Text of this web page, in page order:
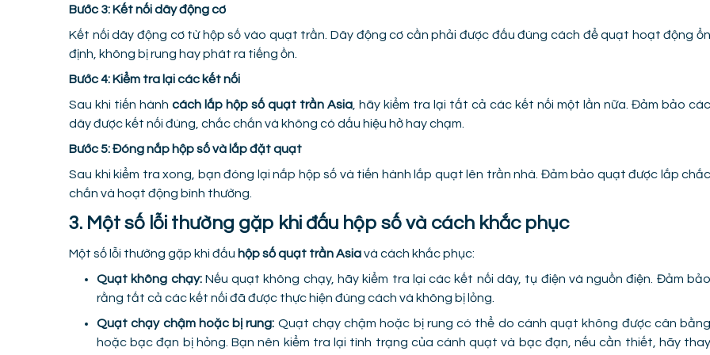
Bước 3: Kết nối dây động cơ
Kết nối dây động cơ từ hộp số vào quạt trần. Dây động cơ cần phải được đấu đúng cách để quạt hoạt động ổn
định, không bị rung hay phát ra tiếng ồn.
Bước 4: Kiểm tra lại các kết nối
Sau khi tiến hành cách lắp hộp số quạt trần Asia , hãy kiểm tra lại tất cả các kết nối một lần nữa. Đảm bảo các
dây được kết nối đúng, chắc chắn và không có dấu hiệu hở hay chạm.
Bước 5: Đóng nắp hộp số và lắp đặt quạt
Sau khi kiểm tra xong, bạn đóng lại nắp hộp số và tiến hành lắp quạt lên trần nhà. Đảm bảo quạt được lắp chắc
chắn và hoạt động bình thường.
3. Một số lỗi thường gặp khi đấu hộp số và cách khắc phục
Một số lỗi thường gặp khi đấu hộp số quạt trần Asiavà cách khắc phục:
Quạt không chạy:Nếu quạt không chạy, hãy kiểm tra lại các kết nối dây, tụ điện và nguồn điện. Đảm bảo
rằng tất cả các kết nối đã được thực hiện đúng cách và không bị lỏng.
Quạt chạy chậm hoặc bị rung: Quạt chạy chậm hoặc bị rung có thể do cánh quạt không được cân bằng
hoặc bạc đạn bị hỏng. Bạn nên kiểm tra lại tình trạng của cánh quạt và bạc đạn, nếu cần thiết, hãy thay